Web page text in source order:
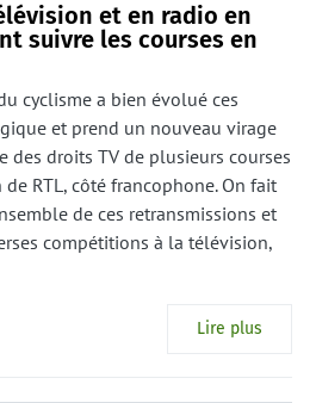
et en radio en
suivre les courses en
cyclisme a bien évolué ces
et prend un nouveau virage
des droits TV de plusieurs courses
RTL, côté francophone. On fait
de ces retransmissions et
compétitions à la télévision,
Lire plus